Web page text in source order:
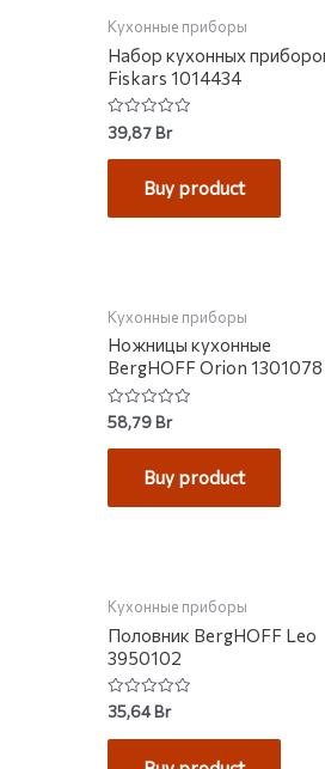
Кухонные приборы
Набор кухонных
Fiskars 1014434
Rated
0
out
39,87Br
Buy product
Кухонные приборы
Ножницы кухонные
BergHOFF Orion 1301078
Rated
0
out
58,79Br
Buy product
Кухонные приборы
Половник BergHOFF Leo
3950102
Rated
0
out
35,64Br